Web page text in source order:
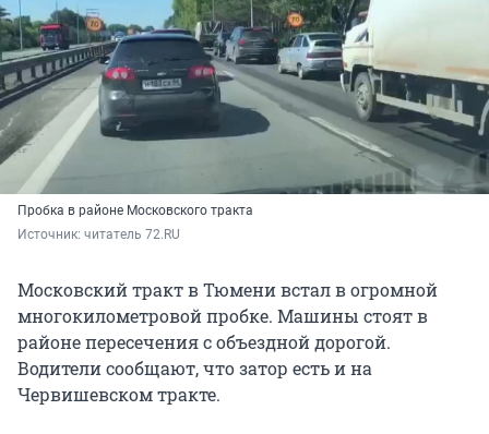
Пробка в районе Московского тракта
Источник: читатель 72.RU
Московский тракт в Тюмени встал в огромной
многокилометровой пробке. Машины стоят в
районе пересечения с объездной дорогой.
Водители сообщают, что затор есть и на
Червишевском тракте.